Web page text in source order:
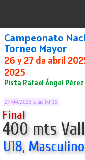
Campeonato
Torneo Mayor
26 y 27 de abril
2025
Pista Rafael Ángel
27/04/2025 a las 10:15
Final
400 mts
U18, Masculino